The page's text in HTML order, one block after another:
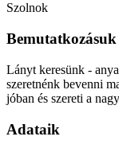
Szolnok
Bemutatkozásuk
Lányt keresünk -
szeretnénk bevenni
jóban és szereti a
Adataik